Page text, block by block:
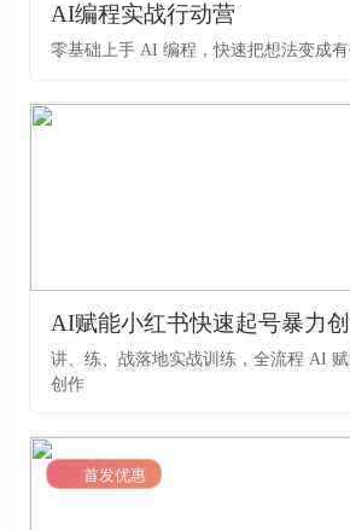
AI编程实战行动营
零基础上手 AI 编程，快速把想法变成
AI赋能小红书快速起号暴力
讲、练、战落地实战训练，全流程 AI
创作
首发优惠